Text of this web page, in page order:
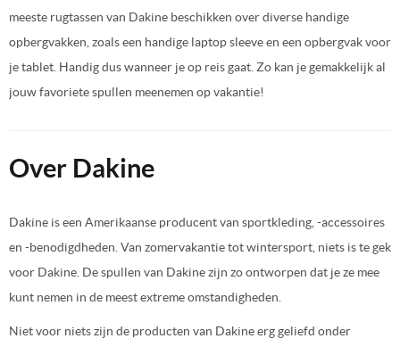
meeste rugtassen van Dakine beschikken over diverse handige
opbergvakken, zoals een handige laptop sleeve en een opbergvak voor
je tablet. Handig dus wanneer je op reis gaat. Zo kan je gemakkelijk al
jouw favoriete spullen meenemen op vakantie!
Over Dakine
Dakine is een Amerikaanse producent van sportkleding, -accessoires
en -benodigdheden. Van zomervakantie tot wintersport, niets is te gek
voor Dakine. De spullen van Dakine zijn zo ontworpen dat je ze mee
kunt nemen in de meest extreme omstandigheden.
Niet voor niets zijn de producten van Dakine erg geliefd onder